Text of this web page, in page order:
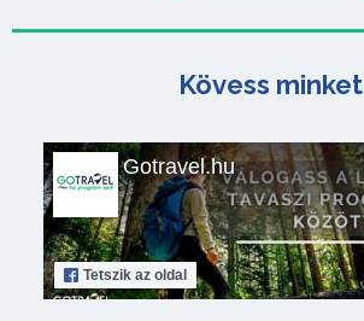
Kövess minket
Gotravel.hu
Tetszik az oldal